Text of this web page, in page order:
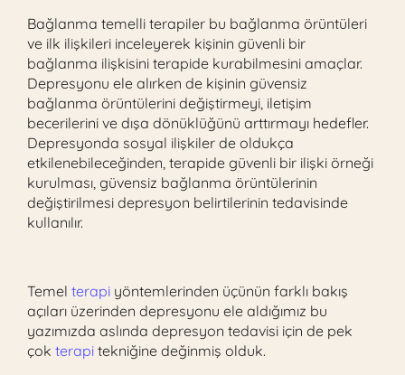
Bağlanma temelli terapiler bu bağlanma örüntüleri
ve ilk ilişkileri inceleyerek kişinin güvenli bir
bağlanma ilişkisini terapide kurabilmesini amaçlar.
Depresyonu ele alırken de kişinin güvensiz
bağlanma örüntülerini değiştirmeyi, iletişim
becerilerini ve dışa dönüklüğünü arttırmayı hedefler.
Depresyonda sosyal ilişkiler de oldukça
etkilenebileceğinden, terapide güvenli bir ilişki örneği
kurulması, güvensiz bağlanma örüntülerinin
değiştirilmesi depresyon belirtilerinin tedavisinde
kullanılır.
Temel terapi yöntemlerinden üçünün farklı bakış
açıları üzerinden depresyonu ele aldığımız bu
yazımızda aslında depresyon tedavisi için de pek
çok terapi tekniğine değinmiş olduk.